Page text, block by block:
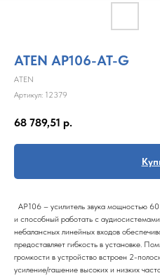
ATEN AP106-AT-G
ATEN
Артикул: 12379
68 789,51 р.
AP106 – усилитель звука мощностью
и способный работать с
небалансных линейных входов
предоставляет гибкость в установке.
громкости в устройство встроен 2-
усиление/гашение высоких и низких